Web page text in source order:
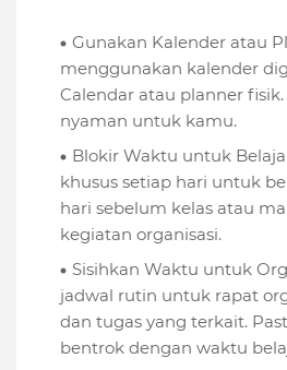
Gunakan Kalender atau
menggunakan kalender
Calendar atau planner
nyaman untuk kamu.
Blokir Waktu untuk
khusus setiap hari untuk
hari sebelum kelas atau
kegiatan organisasi.
Sisihkan Waktu untuk
jadwal rutin untuk rapat
dan tugas yang terkait.
bentrok dengan waktu